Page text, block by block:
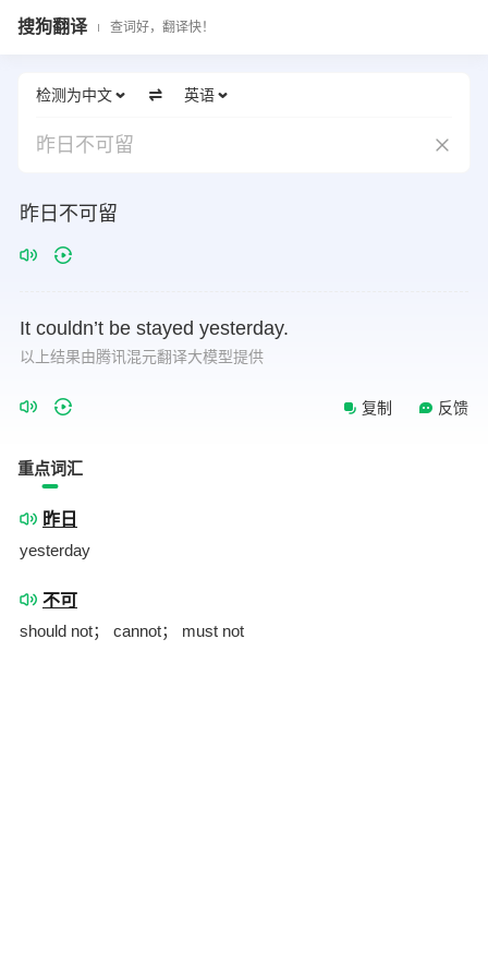
搜狗翻译 查词好，翻译快！
检测为中文 英语
昨日不可留
昨日不可留
It couldn’t be stayed yesterday.
以上结果由腾讯混元翻译大模型提供
复制 反馈
重点词汇
昨日
yesterday
不可
should not； cannot； must not